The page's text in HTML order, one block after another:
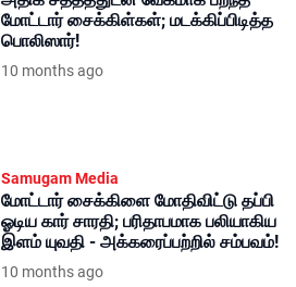
மோட்டார் சைக்கிள்கள்; மடக்கிப்பிடித்த
பொலிஸார்!
மோட்டார் சைக்கிளை மோதிவிட்டு தப்பி
ஓடிய கார் சாரதி; பரிதாபமாக பலியாகிய
இளம் யுவதி - அக்கரைப்பற்றில் சம்பவம்!
10 months ago